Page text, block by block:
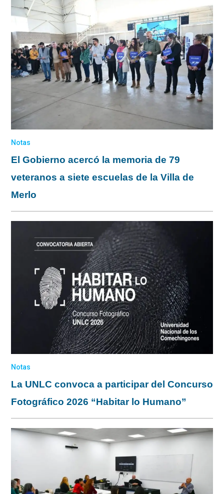
Notas
El Gobierno acercó la memoria de 79
veteranos a siete escuelas de la Villa de
Merlo
Notas
La UNLC convoca a participar del Concurso
Fotográfico 2026 “Habitar lo Humano”